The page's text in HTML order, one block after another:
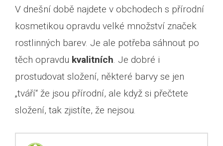
V dnešní době najdete v obchodech s přírodní
kosmetikou opravdu velké množství značek
rostlinných barev. Je ale potřeba sáhnout po
těch opravdu kvalitních. Je dobré i
prostudovat složení, některé barvy se jen
„tváří“ že jsou přírodní, ale když si přečtete
složení, tak zjistíte, že nejsou.